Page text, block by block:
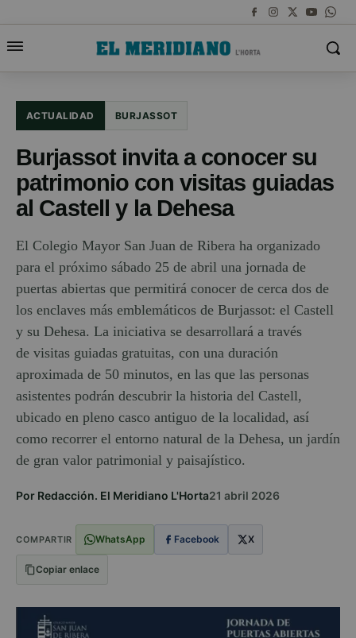
ACTUALIDAD BURJASSOT
Burjassot invita a conocer su
patrimonio con visitas guiadas
al Castell y la Dehesa
El Colegio Mayor San Juan de Ribera ha organizado
para el próximo sábado 25 de abril una jornada de
puertas abiertas que permitirá conocer de cerca dos de
los enclaves más emblemáticos de Burjassot: el Castell
y su Dehesa. La iniciativa se desarrollará a través
de visitas guiadas gratuitas, con una duración
aproximada de 50 minutos, en las que las personas
asistentes podrán descubrir la historia del Castell,
ubicado en pleno casco antiguo de la localidad, así
como recorrer el entorno natural de la Dehesa, un jardín
de gran valor patrimonial y paisajístico.
Por Redacción. El Meridiano L'Horta21 abril 2026
COMPARTIR WhatsApp Facebook X
Copiar enlace